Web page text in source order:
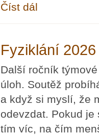
Číst dál
Fyziklání 2026
Další ročník
úloh. Soutěž
a když si myslí, že
odevzdat. Pokud
tím víc, na čím